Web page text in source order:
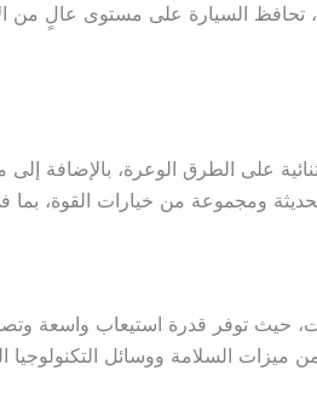
السيارة على مستوى عالٍ من
2024 بقدراتها الاستثنائية على الطرق
ومجموعة من خيارات القوة، بما
التوجه نحو العائلات، حيث توفر قدرة
السلامة ووسائل التكنولوجيا